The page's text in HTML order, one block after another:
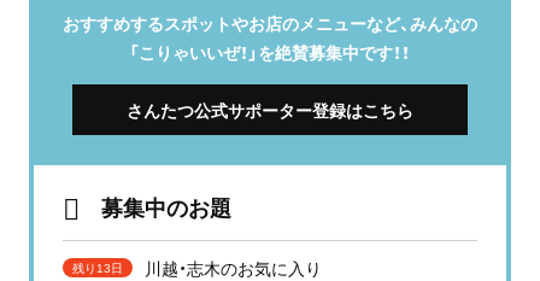
おすすめするスポットやお店のメニューなど、みんなの
「こりゃいいぜ！」を絶賛募集中です！！
さんたつ公式サポーター登録はこちら
募集中のお題
残り13日 川越・志木のお気に入り